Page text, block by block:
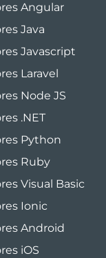
Angular
Java
Javascript
Laravel
Node JS
.NET
Python
Ruby
Visual Basic
Ionic
Android
iOS